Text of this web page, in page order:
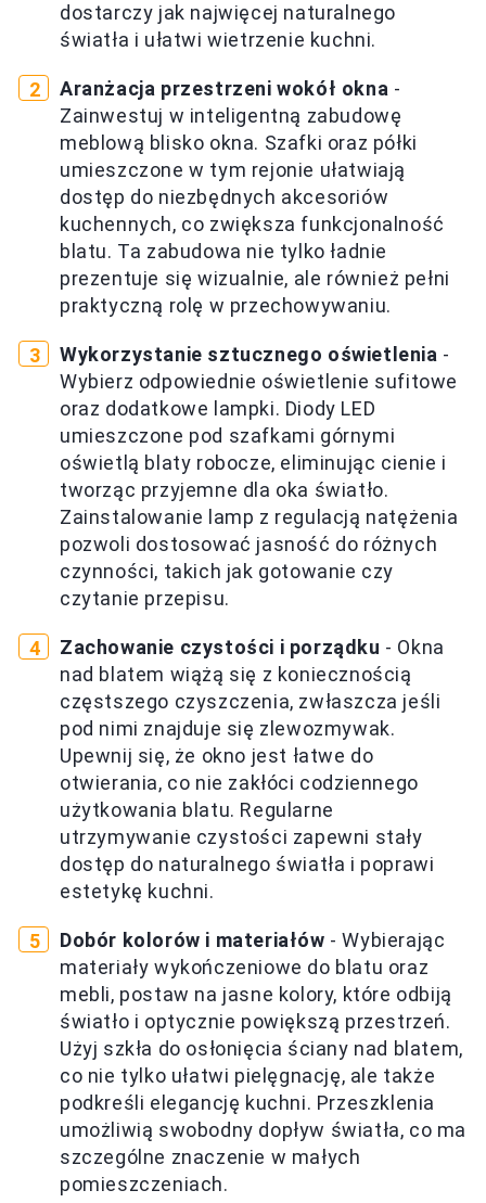
dostarczy jak najwięcej naturalnego
światła i ułatwi wietrzenie kuchni.
Aranżacja przestrzeni wokół okna -
Zainwestuj w inteligentną zabudowę
meblową blisko okna. Szafki oraz półki
umieszczone w tym rejonie ułatwiają
dostęp do niezbędnych akcesoriów
kuchennych, co zwiększa funkcjonalność
blatu. Ta zabudowa nie tylko ładnie
prezentuje się wizualnie, ale również pełni
praktyczną rolę w przechowywaniu.
Wykorzystanie sztucznego oświetlenia -
Wybierz odpowiednie oświetlenie sufitowe
oraz dodatkowe lampki. Diody LED
umieszczone pod szafkami górnymi
oświetlą blaty robocze, eliminując cienie i
tworząc przyjemne dla oka światło.
Zainstalowanie lamp z regulacją natężenia
pozwoli dostosować jasność do różnych
czynności, takich jak gotowanie czy
czytanie przepisu.
Zachowanie czystości i porządku - Okna
nad blatem wiążą się z koniecznością
częstszego czyszczenia, zwłaszcza jeśli
pod nimi znajduje się zlewozmywak.
Upewnij się, że okno jest łatwe do
otwierania, co nie zakłóci codziennego
użytkowania blatu. Regularne
utrzymywanie czystości zapewni stały
dostęp do naturalnego światła i poprawi
estetykę kuchni.
Dobór kolorów i materiałów - Wybierając
materiały wykończeniowe do blatu oraz
mebli, postaw na jasne kolory, które odbiją
światło i optycznie powiększą przestrzeń.
Użyj szkła do osłonięcia ściany nad blatem,
co nie tylko ułatwi pielęgnację, ale także
podkreśli elegancję kuchni. Przeszklenia
umożliwią swobodny dopływ światła, co ma
szczególne znaczenie w małych
pomieszczeniach.